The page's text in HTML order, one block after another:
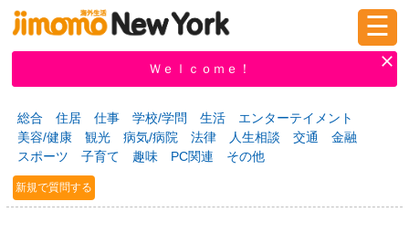
新規登録
掲示板 タウン情報 教えて！
☰
Ｗｅｌｃｏｍｅ！
総合 住居 仕事 学校/学問 生活
エンターテイメント
美容/健康
観光 病気/病院 法律 人生相談 交通
金融
スポーツ
子育て 趣味 PC関連 その他
新規で質問する